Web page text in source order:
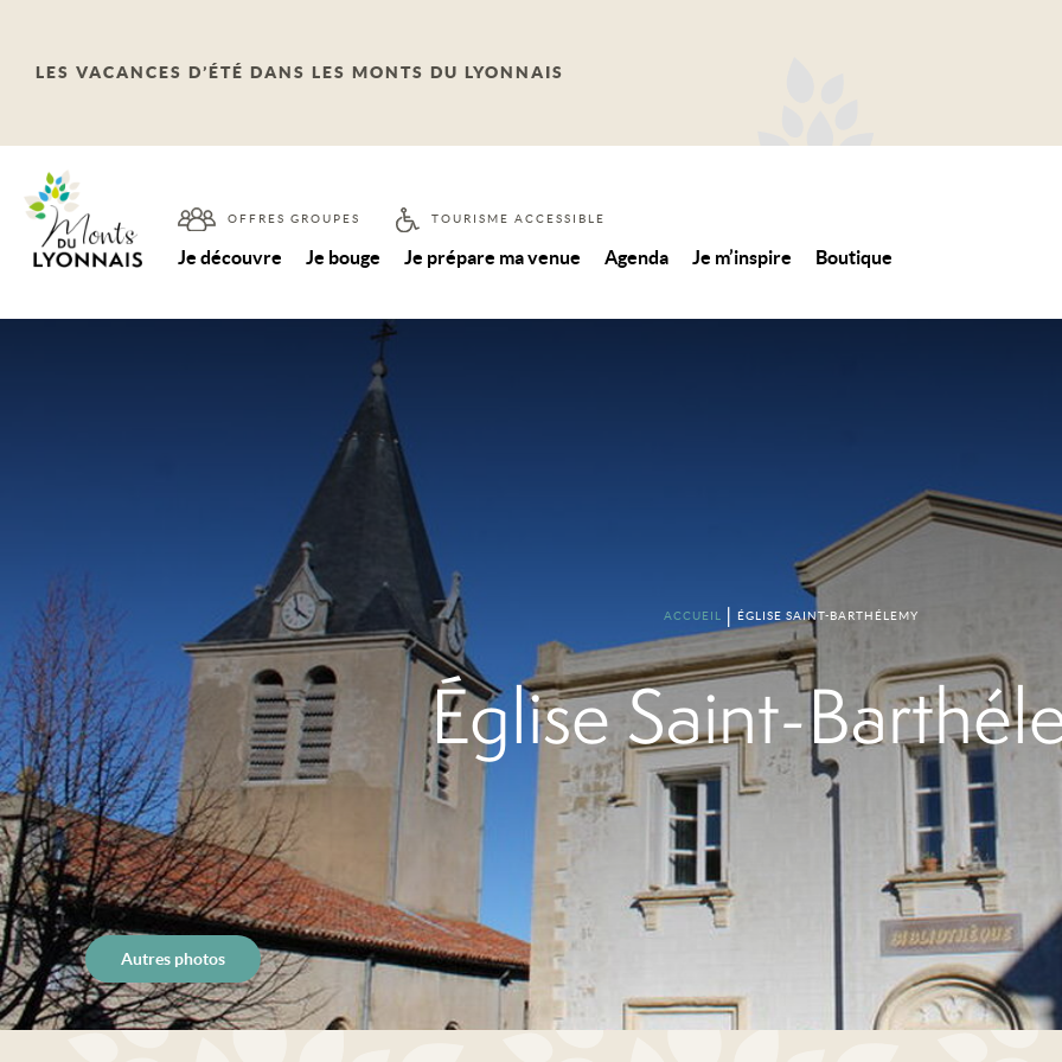
LES VACANCES D’ÉTÉ DANS LES MONTS DU LYONNAIS
OFFRES GROUPES TOURISME ACCESSIBLE
Je découvre Je bouge Je prépare ma venue Agenda Je m’inspire Boutique
ACCUEIL ÉGLISE SAINT-BARTHÉLEMY
Église Saint-
Autres photos